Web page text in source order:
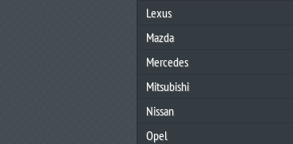
Lexus
Mazda
Mercedes
Mitsubishi
Nissan
Opel